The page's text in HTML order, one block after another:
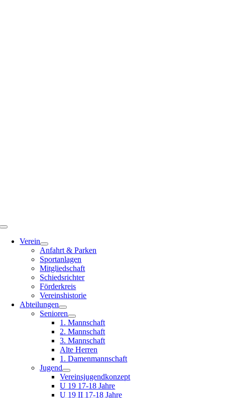
Toggle
NavigationVerein
Anfahrt & Parken
Sportanlagen
Mitgliedschaft
Schiedsrichter
Förderkreis
Vereinshistorie
Abteilungen
Senioren
1. Mannschaft
2. Mannschaft
3. Mannschaft
Alte Herren
1. Damenmannschaft
Jugend
Vereinsjugendkonzept
U 19 17-18 Jahre
U 19 II 17-18 Jahre